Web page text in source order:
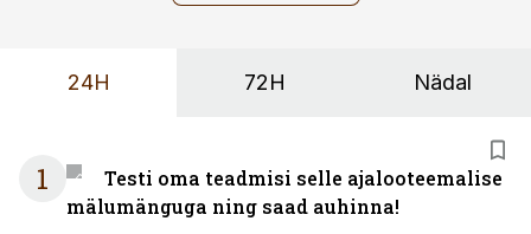
24H 72H Nädal
1
Testi oma teadmisi selle ajalooteemalise
mälumänguga ning saad auhinna!